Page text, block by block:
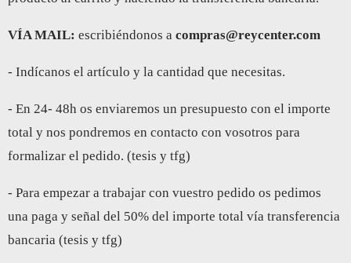
VÍA MAIL: escribiéndonos a compras@reycenter.com
- Indícanos el artículo y la cantidad que necesitas.
- En 24- 48h os enviaremos un presupuesto con el importe
total y nos pondremos en contacto con vosotros para
formalizar el pedido. (tesis y tfg)
- Para empezar a trabajar con vuestro pedido os pedimos
una paga y señal del 50% del importe total vía transferencia
bancaria (tesis y tfg)